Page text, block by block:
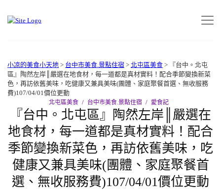
小凉的美食小天地 > 台中市美食.景點住宿 > 北屯區美食 >
『台中。北屯
區』陶然左岸║嚴選在地食材，每一道都是真材實料！配合季節變換新菜
色，再訪依舊美味，吃健康又兼具美味(團體、家庭聚餐首選、無收服務
費)107/04/01價位更動
北屯區美食 台中市美食.景點住宿 愛食記
『台中。北屯區』陶然左岸║嚴選在
地食材，每一道都是真材實料！配合
季節變換新菜色，再訪依舊美味，吃
健康又兼具美味(團體、家庭聚餐首
選、無收服務費)107/04/01價位更動